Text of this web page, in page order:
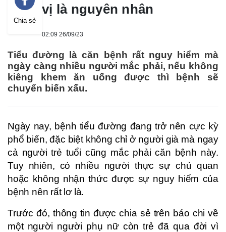
Chia sẻ
vị là nguyên nhân
02:09 26/09/23
Tiểu đường là căn bệnh rất nguy hiểm mà
ngày càng nhiều người mắc phải, nếu không
kiêng khem ăn uống được thì bệnh sẽ
chuyển biến xấu.
Ngày nay, bệnh tiểu đường đang trở nên cực kỳ
phổ biến, đặc biệt không chỉ ở người già mà ngay
cả người trẻ tuổi cũng mắc phải căn bệnh này.
Tuy nhiên, có nhiều người thực sự chủ quan
hoặc không nhận thức được sự nguy hiểm của
bệnh nên rất lơ là.
Trước đó, thông tin được chia sẻ trên báo chi về
một người người phụ nữ còn trẻ đã qua đời vì